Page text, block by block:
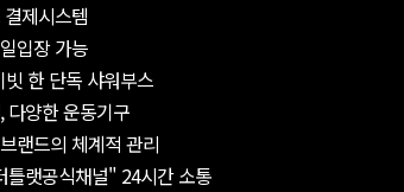
제시스템
입장 가능
빗 한 단독 샤워부스
다양한 운동기구
랜드의 체계적 관리
틀랫공식채널" 24시간 소통